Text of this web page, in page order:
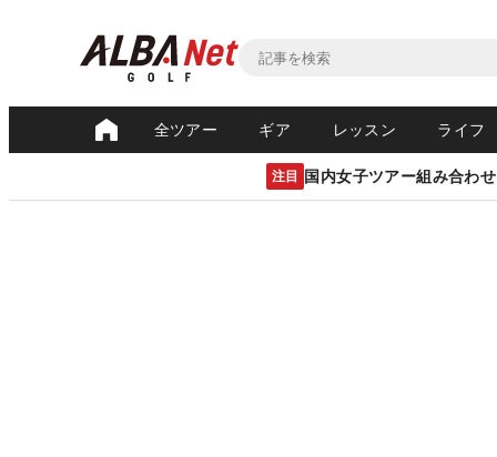
全ツアー ギア レッスン ライフ
注目 国内女子ツアー組み合わせ